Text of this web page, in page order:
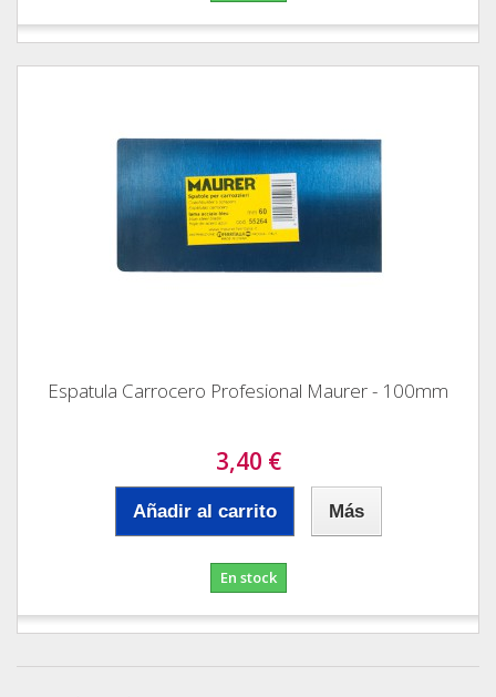
Espatula Carrocero Profesional Maurer - 100mm
3,40 €
Añadir al carrito Más
En stock